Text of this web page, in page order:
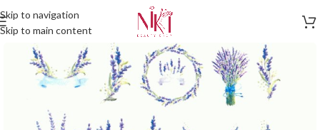
Skip to navigation
Skip to main content